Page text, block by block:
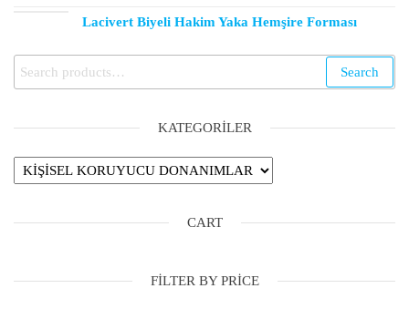
Lacivert Biyeli Hakim Yaka Hemşire Forması
Search
KATEGORILER
CART
FILTER BY PRICE